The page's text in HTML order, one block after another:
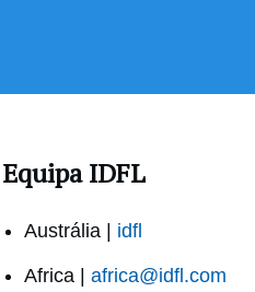
Equipa IDFL
Austrália | idfl
Africa | africa@idfl.com